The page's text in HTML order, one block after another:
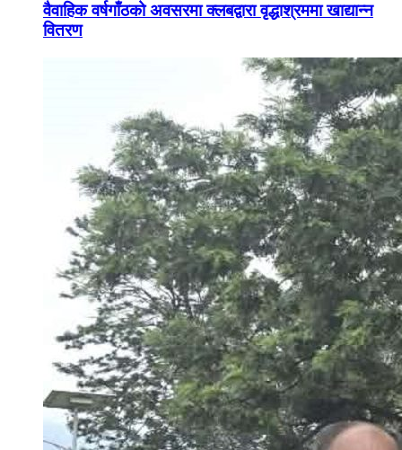
वैवाहिक वर्षगाँठको अवसरमा क्लबद्वारा वृद्धाश्रममा खाद्यान्न
वितरण